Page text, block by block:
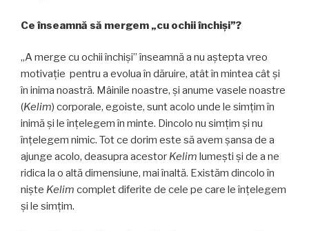
Ce înseamnă să mergem „cu ochii închiși”?
„A merge cu ochii închiși” înseamnă a nu aştepta vreo
motivaţie pentru a evolua în dăruire, atât în mintea cât şi
în inima noastră. Mâinile noastre, și anume vasele noastre
(Kelim) corporale, egoiste, sunt acolo unde le simțim în
inimă și le înțelegem în minte. Dincolo nu simțim şi nu
înțelegem nimic. Tot ce dorim este să avem șansa de a
ajunge acolo, deasupra acestor Kelim lumești și de a ne
ridica la o altă dimensiune, mai înaltă. Existăm dincolo în
nişte Kelim complet diferite de cele pe care le înțelegem
și le simțim.